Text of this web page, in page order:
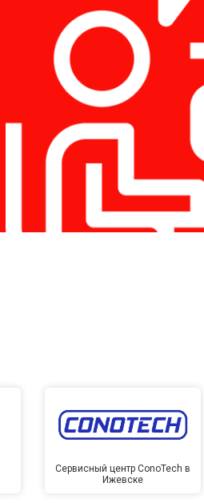
Сервисный центр ConoTech в
Ижевске